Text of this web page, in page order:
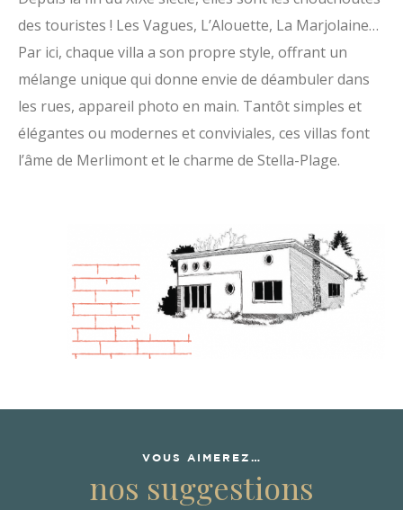
des touristes ! Les Vagues, L’Alouette, La Marjolaine…
Par ici, chaque villa a son propre style, offrant un
mélange unique qui donne envie de déambuler dans
les rues, appareil photo en main. Tantôt simples et
élégantes ou modernes et conviviales, ces villas font
l’âme de Merlimont et le charme de Stella-Plage.
VOUS AIMEREZ…
nos suggestions